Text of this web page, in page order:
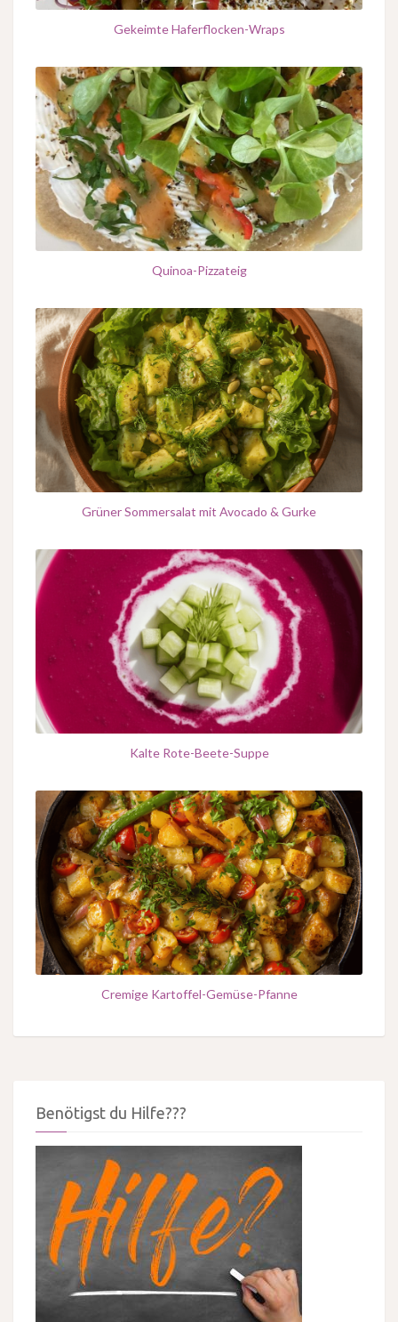
Gekeimte Haferflocken-Wraps
Quinoa-Pizzateig
Grüner Sommersalat mit Avocado & Gurke
Kalte Rote-Beete-Suppe
Cremige Kartoffel-Gemüse-Pfanne
Benötigst du Hilfe???